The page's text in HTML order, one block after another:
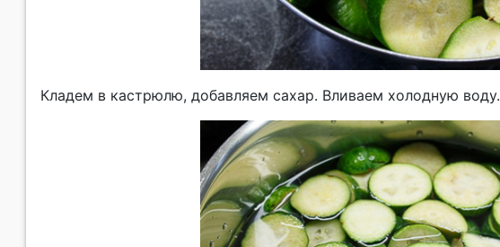
Кладем в кастрюлю, добавляем сахар. Вливаем холодную воду.